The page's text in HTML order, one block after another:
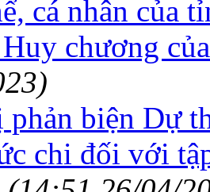
cá nhân của
chương
biện Dự
chi đối với